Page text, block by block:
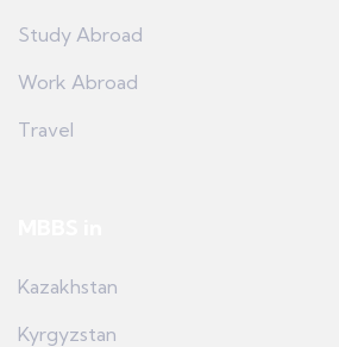
Study Abroad
Work Abroad
Travel
Kazakhstan
Kyrgyzstan